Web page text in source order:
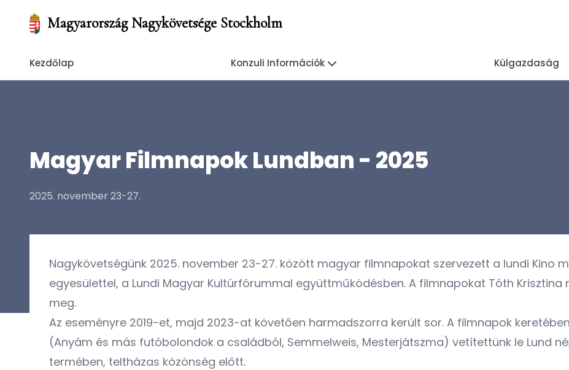
Magyarország Nagykövetsége Stockholm
Kezdőlap Konzuli Információk Külgazdaság
Magyar Filmnapok Lundban - 2025
2025. november 23-27.
Nagykövetségünk 2025. november 23-27. között magyar filmnapokat szervezett a lundi Kino
egyesülettel, a Lundi Magyar Kultúrfórummal együttműködésben. A filmnapokat Tóth
meg.
Az eseményre 2019-et, majd 2023-at követően harmadszorra került sor. A filmnapok
(Anyám és más futóbolondok a családból, Semmelweis, Mesterjátszma) vetítettünk le Lund
termében, teltházas közönség előtt.